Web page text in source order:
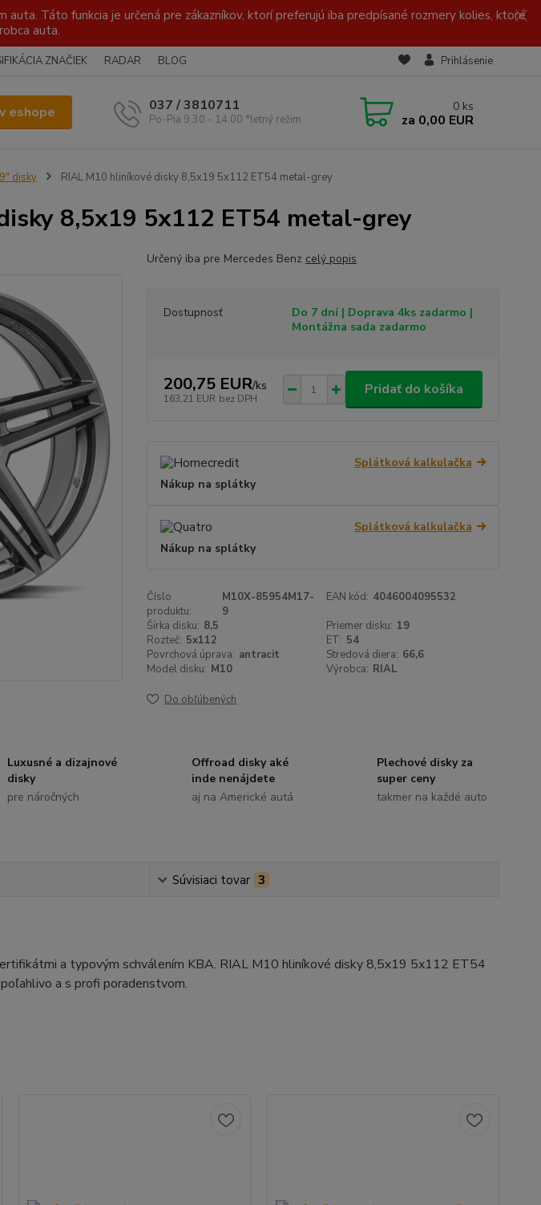
Táto funkcia je určená pre zákazníkov, ktorí preferujú iba predpísané rozmery kolies, ktoré
auta.
ZNAČIEK RADAR BLOG Prihlásenie
eshope 037 / 3810711
Po-Pia 9.30 - 14.00 *letný režim
0 ks
za 0,00 EUR
disky RIAL M10 hliníkové disky 8,5x19 5x112 ET54 metal-grey
8,5x19 5x112 ET54 metal-grey
Určený iba pre Mercedes Benz celý popis
Dostupnosť
Do 7 dní | Doprava 4ks zadarmo |
Montážna sada zadarmo
200,75 EUR/ks
163,21 EUR bez DPH
Pridať do košíka
Splátková kalkulačka
Nákup na splátky
Splátková kalkulačka
Nákup na splátky
Číslo
produktu:
M10X-85954M17-
9
EAN kód: 4046004095532
Šírka disku: 8,5 Priemer disku: 19
Rozteč: 5x112 ET: 54
Povrchová úprava: antracit Stredová diera: 66,6
Model disku: M10 Výrobca: RIAL
Do obľúbených
Luxusné a dizajnové
disky
pre náročných
Offroad disky aké
inde nenájdete
aj na Americké autá
Plechové disky za
super ceny
takmer na každé auto
Súvisiaci tovar 3
a typovým schválením KBA. RIAL M10 hliníkové disky 8,5x19 5x112 ET54
a s profi poradenstvom.